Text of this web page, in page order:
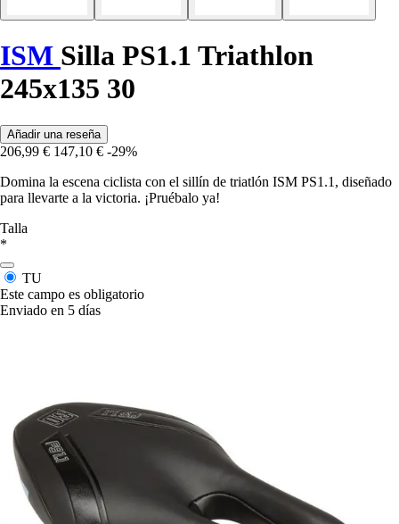
ISM Silla PS1.1 Triathlon
245x135 30
Añadir una reseña
206,99 € 147,10 € -29%
Domina la escena ciclista con el sillín de triatlón ISM PS1.1, diseñado
para llevarte a la victoria. ¡Pruébalo ya!
Talla
*
TU
Este campo es obligatorio
Enviado en 5 días